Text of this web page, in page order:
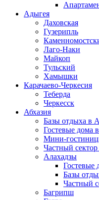
Адыгея
Даховская
Гузерипль
Лаго-Наки
Майкоп
Тульский
Хамышки
Карачаево-Черкесия
Теберда
Черкесск
Абхазия
Базы отдыха в
Гостевые дома
Мини-
Частный
Алахадзы
Гостевые
Базы
Частный
Багрипш